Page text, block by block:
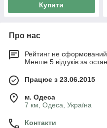
Купити
Про нас
Рейтинг не сформований
Менше 5 відгуків за
Працює з 23.06.2015
м. Одеса
7 км, Одеса, Україна
Контакти